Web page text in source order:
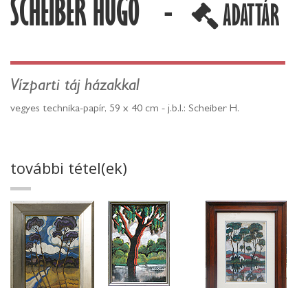
SCHEIBER HUGÓ - ADATTÁR
Vízparti táj házakkal
vegyes technika-papír, 59 x 40 cm - j.b.l.: Scheiber H.
további tétel(ek)